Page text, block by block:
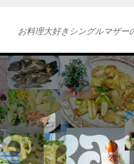
お料理大好きシングルマザー